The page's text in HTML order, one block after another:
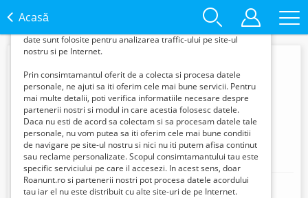
Acasă
rezervelor79b
Mobil: 0739260806
oferi content si reclame personalizate in
functie de interesele si nevoile tale. De asemenea, aceste
date sunt folosite pentru analizarea traffic-ului pe site-ul
nostru si pe Internet.
Prin consimtamantul oferit de a colecta si procesa datele
personale, ne ajuti sa iti oferim cele mai bune servicii. Pentru
mai multe detalii, poti verifica informatiile necesare despre
partenerii nostri si modul in care acestia folosesc datele.
Daca nu esti de acord sa colectam si sa procesam datele tale
personale, nu vom putea sa iti oferim cele mai bune conditii
de navigare pe site-ul nostru si nici nu iti putem afisa continut
sau reclame personalizate. Scopul consimtamantului tau este
specific serviciului pe care il accesezi. In acest sens, doar
Roanunt.ro si partenerii nostri pot procesa datele acordului
tau iar el nu este distribuit cu alte site-uri de pe Internet.